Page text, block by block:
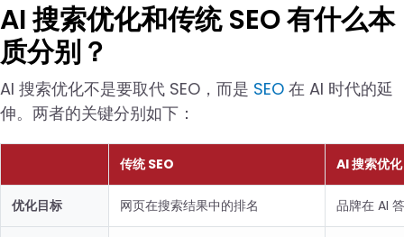
AI 搜索优化和传统 SEO 有什么本
质分别？
AI 搜索优化不是要取代 SEO，而是 SEO 在 AI 时代的延
伸。两者的关键分别如下：
传统 SEO AI 搜索优化
优化目标 网页在搜索结果中的排名 品牌在 AI